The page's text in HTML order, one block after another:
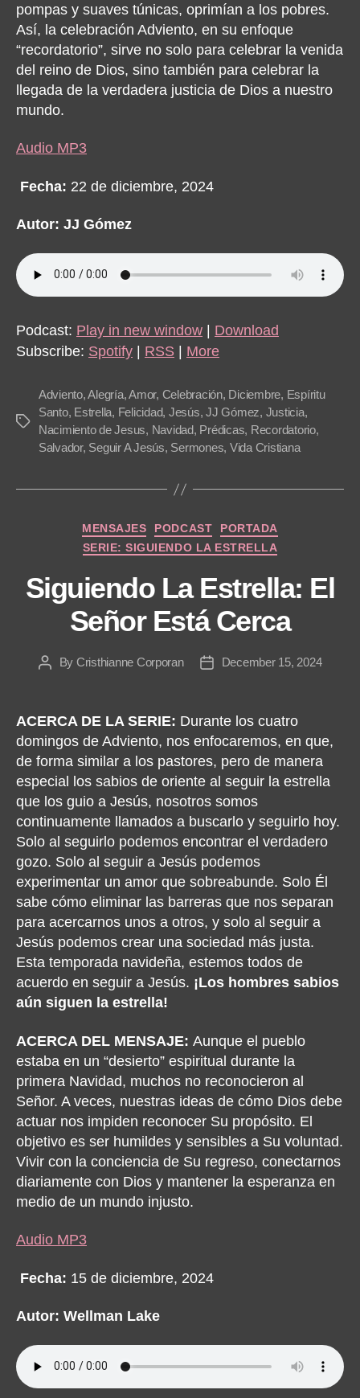
pompas y suaves túnicas, oprimían a los pobres.
Así, la celebración Adviento, en su enfoque
“recordatorio”, sirve no solo para celebrar la venida
del reino de Dios, sino también para celebrar la
llegada de la verdadera justicia de Dios a nuestro
mundo.
Audio MP3
Fecha: 22 de diciembre, 2024
Autor: JJ Gómez
Podcast: Play in new window
Download
Subscribe: Spotify RSS More
Tags
Adviento,Alegría,Amor, Celebración, Diciembre, Espíritu
Santo, Estrella, Felicidad, Jesús,JJ Gómez, Justicia,
Nacimiento de Jesus, Navidad, Prédicas, Recordatorio,
Salvador, Seguir A Jesús, Sermones, Vida Cristiana
Categories
MENSAJES PODCAST
PORTADA
SERIE: SIGUIENDO LA ESTRELLA
Siguiendo La Estrella: El
Señor Está Cerca
PostBy Cristhianne Corporan
PostDecember 15, 2024
ACERCA DE LA SERIE: Durante los cuatro
domingos de Adviento, nos enfocaremos, en que,
de forma similar a los pastores, pero de manera
especial los sabios de oriente al seguir la estrella
que los guio a Jesús, nosotros somos
continuamente llamados a buscarlo y seguirlo hoy.
Solo al seguirlo podemos encontrar el verdadero
gozo. Solo al seguir a Jesús podemos
experimentar un amor que sobreabunde. Solo Él
sabe cómo eliminar las barreras que nos separan
para acercarnos unos a otros, y solo al seguir a
Jesús podemos crear una sociedad más justa.
Esta temporada navideña, estemos todos de
acuerdo en seguir a Jesús. ¡Los hombres sabios
aún siguen la estrella!
ACERCA DEL MENSAJE: Aunque el pueblo
estaba en un “desierto” espiritual durante la
primera Navidad, muchos no reconocieron al
Señor. A veces, nuestras ideas de cómo Dios debe
actuar nos impiden reconocer Su propósito. El
objetivo es ser humildes y sensibles a Su voluntad.
Vivir con la conciencia de Su regreso, conectarnos
diariamente con Dios y mantener la esperanza en
medio de un mundo injusto.
Audio MP3
Fecha: 15 de diciembre, 2024
Autor: Wellman Lake